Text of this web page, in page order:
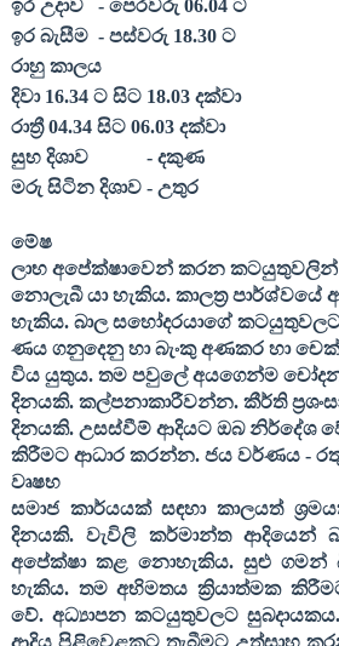
ඉර උදාව
- පෙරවරු 06.04ට
ඉර බැසීම - පස්වරු 18.30ට
රාහු කාලය
දිවා 16.34ට සිට 18.03දක්වා
රාත්‍රී 04.34සිට 06.03දක්වා
සුභ දිශාව
- දකුණ
මරු සිටින දිශාව - උතුර
මේෂ
ලාභ අපේක්ෂාවෙන් කරන කටයුතුවලින්
නොලැබී යා හැකිය. කාලත්‍ර
හැකිය. බාල සහෝදරයාගේ
ණය ගනුදෙනු හා බැංකු අණකර හා
විය යුතුය. තම පවුලේ අයගෙන්ම
දිනයකි. කල්පනාකාරීවන්න. කීර්ති
දිනයකි. උසස්වීම් ආදියට ඔබ නිර්දේශ
කිරීමට ආධාර කරන්න. ජය වර්ණය -
වෘෂභ
සමාජ කාර්යයක් සඳහා කාලයත්
දිනයකි. වැවිලි කර්මාන්ත ආදියෙන්
අපේක්ෂා කළ නොහැකිය. සුළු ගමන්
හැකිය. තම අභිමතය ක්‍රියාත්මක
වේ. අධ්‍යාපන කටයුතුවලට
ආදිය පිළිවෙළකට තැබීමට උත්සාහ